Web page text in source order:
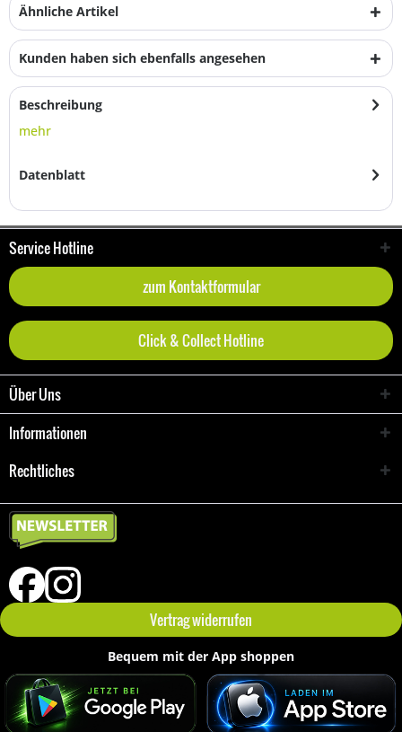
Ähnliche Artikel
Kunden haben sich ebenfalls angesehen
Beschreibung
mehr
Datenblatt
Service Hotline
zum Kontaktformular
Click & Collect Hotline
Über Uns
Informationen
Rechtliches
Vertrag widerrufen
Bequem mit der App shoppen